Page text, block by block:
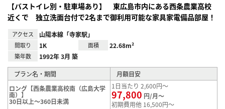
【バストイレ別・駐車場あり】 東広島市内にある西条農業高校
近くで 独立洗面台付で2名まで御利用可能な家具家電備品部屋！
アクセス 山陽本線「寺家駅」
間取り 1K 面積 22.68m²
築年数 1992年 3月 築
プラン名・期間
月額目安
ロング【西条農業高校南（広島大学
南）】
30日以上～360日未満
1日当たり 2,600円～
97,800 円/月～
初期費用他 16,500円～